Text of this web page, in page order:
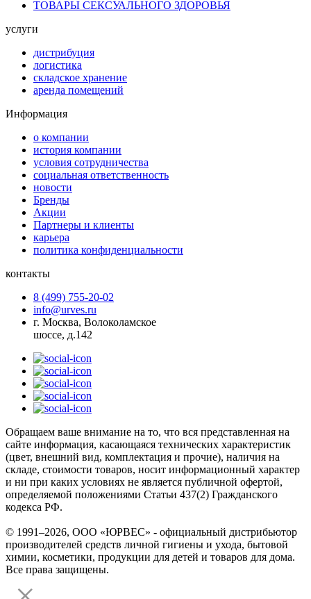
ТОВАРЫ СЕКСУАЛЬНОГО ЗДОРОВЬЯ
услуги
дистрибуция
логистика
складское хранение
аренда помещений
Информация
о компании
история компании
условия сотрудничества
социальная ответственность
новости
Бренды
Акции
Партнеры и клиенты
карьера
политика конфиденциальности
контакты
8 (499) 755-20-02
info@urves.ru
г. Москва, Волоколамское
шоссе, д.142
Обращаем ваше внимание на то, что вся представленная на
сайте информация, касающаяся технических характеристик
(цвет, внешний вид, комплектация и прочие), наличия на
складе, стоимости товаров, носит информационный характер
и ни при каких условиях не является публичной офертой,
определяемой положениями Статьи 437(2) Гражданского
кодекса РФ.
© 1991–2026, ООО «ЮРВЕС» - официальный дистрибьютор
производителей средств личной гигиены и ухода, бытовой
химии, косметики, продукции для детей и товаров для дома.
Все права защищены.